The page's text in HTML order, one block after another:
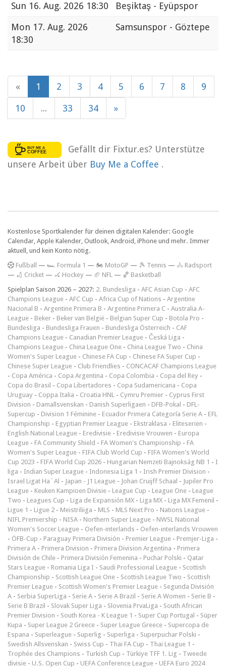
Sun 16. Aug. 2026 18:30
Beşiktaş - Eyüpspor
Mon 17. Aug. 2026
18:30
Samsunspor - Göztepe
« 1 2 3 4 5 6 7 8 9
10 ... 33 34 »
Gefällt dir Fixtur.es? Unterstütze
unsere Arbeit über Buy Me a Coffee .
Kostenlose Sportkalender für deinen digitalen Kalender: Google
Calendar, Apple Kalender, Outlook, Android, iPhone und mehr. Immer
aktuell, und kein Konto nötig.
Fußball — 🏎️ Formula 1 — 🏍 MotoGP — 🎾 Tennis — 🚴 Radsport
— 🏏 Cricket — 🏑 Hockey — 🏈 NFL — 🏀 Basketball
Spielplan Saison 2026 – 2027: 2. Bundesliga - AFC Asian Cup - AFC
Champions League - AFC Cup - Africa Cup of Nations - Argentine
Nacional B - Argentine Primera B - Argentine Primera C - Australia A-
League - Beker - Beker van België - Belgian Super Cup - Botola Pro -
Bundesliga - Bundesliga Frauen - Bundesliga Österreich - CAF
Champions League - Canadian Premier League - Česká Liga -
Champions League - China League One - China League Two - China
Women's Super League - Chinese FA Cup - Chinese FA Super Cup -
Chinese Super League - Club Friendlies - CONCACAF Champions League
- Copa América - Copa Argentina - Copa Colombia - Copa del Rey -
Copa do Brasil - Copa Libertadores - Copa Sudamericana - Copa
Uruguay - Coppa Italia - Croatia HNL - Cymru Premier - Cyprus First
Division - Damallsvenskan - Danish Superligaen - DFB-Pokal - DFL-
Supercup - Division 1 Féminine - Ecuador Primera Categoría Serie A - EFL
Championship - Egyptian Premier League - Ekstraklasa - Eliteserien -
English National League - Eredivisie - Eredivisie Vrouwen - Europa
League - FA Community Shield - FA Women's Championship - FA
Women's Super League - FIFA Club World Cup - FIFA Women's World
Cup 2023 - FIFA World Cup 2026 - Hungarian Nemzeti Bajnokság NB 1 - I
liga - Indian Super League - Indonesia Liga 1 - Irish Premier Division -
Israel Ligat Ha`Al - Japan - J1 League - Johan Cruijff Schaal - Jupiler Pro
League - Keuken Kampioen Divisie - League Cup - League One - League
Two - Leagues Cup - Liga de Expansión MX - Liga MX - Liga MX Femenil -
Ligue 1 - Ligue 2 - Meistriliiga - MLS - MLS Next Pro - Nations League -
NIFL Premiership - NISA - Northern Super League - NWSL National
Women's Soccer League - Oefen-interlands - Oefen-interlands Vrouwen
- ÖFB-Cup - Paraguay Primera División - Premier League - Premjer-Liga -
Primera A - Primera Division - Primera Division Argentina - Primera
División de Chile - Primera División Femenina - Puchar Polski - Qatar
Stars League - Romania Liga I - Saudi Professional League - Scottish
Championship - Scottish League One - Scottish League Two - Scottish
Premier League - Scottish Women's Premier League - Segunda División
A - Serbia SuperLiga - Serie A - Serie A Brazil - Serie A Women - Serie B -
Serie B Brazil - Slovak Super Liga - Slovenia PrvaLiga - South African
Premier Division - South Korea - K League 1 - Super Cup Portugal - Süper
Kupa - Super League 2 Greece - Super League Greece - Supercopa de
Espana - Superleague - Superlig - Superliga - Superpuchar Polski -
Swedish Allsvenskan - Swiss Cup - Thai FA Cup - Thai League 1 -
Trophée des Champions - Turkish Cup - Türkiye TFF 1. Lig - Tweede
divisie - U.S. Open Cup - UEFA Conference League - UEFA Euro 2024